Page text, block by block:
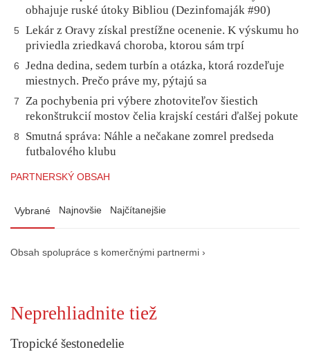
obhajuje ruské útoky Bibliou (Dezinfomaják #90)
5
Lekár z Oravy získal prestížne ocenenie. K výskumu ho
priviedla zriedkavá choroba, ktorou sám trpí
6
Jedna dedina, sedem turbín a otázka, ktorá rozdeľuje
miestnych. Prečo práve my, pýtajú sa
7
Za pochybenia pri výbere zhotoviteľov šiestich
rekonštrukcií mostov čelia krajskí cestári ďalšej pokute
8
Smutná správa: Náhle a nečakane zomrel predseda
futbalového klubu
PARTNERSKÝ OBSAH
Vybrané Najnovšie Najčítanejšie
Obsah spolupráce s komerčnými partnermi ›
Neprehliadnite tiež
Tropické šestonedelie